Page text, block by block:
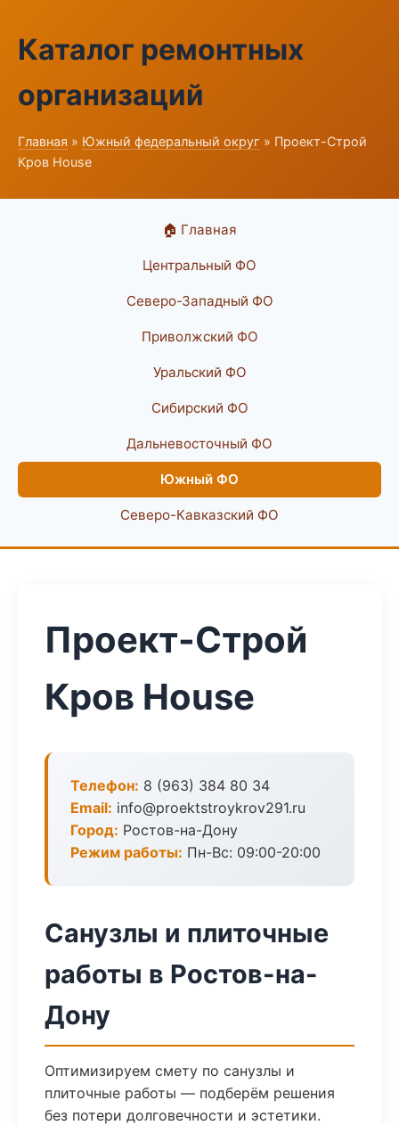
Каталог ремонтных
организаций
Главная » Южный федеральный округ » Проект-Строй
Кров House
🏠 Главная
Центральный ФО
Северо-Западный ФО
Приволжский ФО
Уральский ФО
Сибирский ФО
Дальневосточный ФО
Южный ФО
Северо-Кавказский ФО
Проект-Строй
Кров House
Телефон: 8 (963) 384 80 34
Email: info@proektstroykrov291.ru
Город: Ростов-на-Дону
Режим работы: Пн-Вс: 09:00-20:00
Санузлы и плиточные
работы в Ростов-на-
Дону
Оптимизируем смету по санузлы и
плиточные работы — подберём решения
без потери долговечности и эстетики.